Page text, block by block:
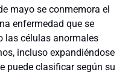
mayo se conmemora el
enfermedad que se
las células anormales
incluso expandiéndose
puede clasificar según su